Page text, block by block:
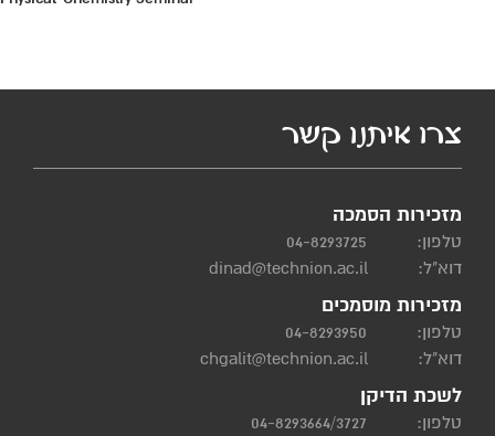
צרו איתנו קשר
מזכירות הסמכה
טלפון:
04-8293725
דוא"ל:
dinad@technion.ac.il
מזכירות מוסמכים
טלפון:
04-8293950
דוא"ל:
chgalit@technion.ac.il
לשכת הדיקן
טלפון:
04-8293664/3727